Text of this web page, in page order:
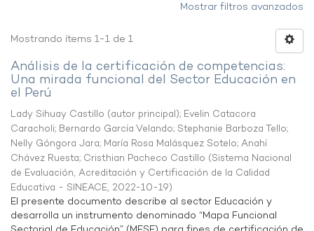
Mostrar filtros avanzados
Mostrando ítems 1-1 de 1
Análisis de la certificación de competencias:
Una mirada funcional del Sector Educación en
el Perú
Lady Sihuay Castillo (autor principal); Evelin Catacora
Caracholi; Bernardo García Velando; Stephanie Barboza Tello;
Nelly Góngora Jara; María Rosa Malásquez Sotelo; Anahí
Chávez Ruesta; Cristhian Pacheco Castillo (Sistema Nacional
de Evaluación, Acreditación y Certificación de la Calidad
Educativa - SINEACE, 2022-10-19)
El presente documento describe al sector Educación y
desarrolla un instrumento denominado “Mapa Funcional